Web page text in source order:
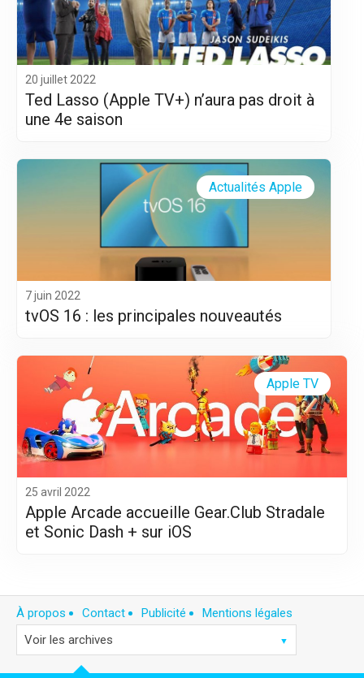
20 juillet 2022
Ted Lasso (Apple TV+) n’aura pas droit à
une 4e saison
7 juin 2022
tvOS 16 : les principales nouveautés
Actualités Apple
25 avril 2022
Apple Arcade accueille Gear.Club Stradale
et Sonic Dash + sur iOS
Apple TV
À propos Contact Publicité Mentions légales